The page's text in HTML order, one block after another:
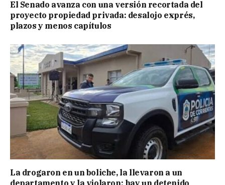
El Senado avanza con una versión recortada del
proyecto propiedad privada: desalojo exprés,
plazos y menos capítulos
La drogaron en un boliche, la llevaron a un